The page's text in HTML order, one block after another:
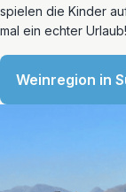
spielen die Kinder
mal ein echter Urlaub!
Weinregion in